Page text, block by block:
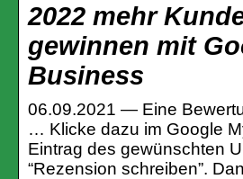
2022 mehr
gewinnen mit
Business
06.09.2021 — Eine
… Klicke dazu im Google
Eintrag des gewünschten
“Rezension schreiben”.